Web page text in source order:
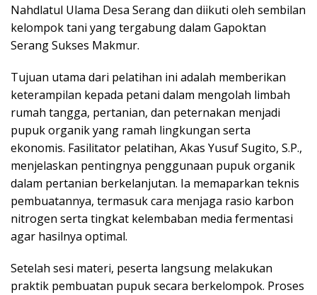
Nahdlatul Ulama Desa Serang dan diikuti oleh sembilan
kelompok tani yang tergabung dalam Gapoktan
Serang Sukses Makmur.
Tujuan utama dari pelatihan ini adalah memberikan
keterampilan kepada petani dalam mengolah limbah
rumah tangga, pertanian, dan peternakan menjadi
pupuk organik yang ramah lingkungan serta
ekonomis. Fasilitator pelatihan, Akas Yusuf Sugito, S.P.,
menjelaskan pentingnya penggunaan pupuk organik
dalam pertanian berkelanjutan. Ia memaparkan teknis
pembuatannya, termasuk cara menjaga rasio karbon
nitrogen serta tingkat kelembaban media fermentasi
agar hasilnya optimal.
Setelah sesi materi, peserta langsung melakukan
praktik pembuatan pupuk secara berkelompok. Proses